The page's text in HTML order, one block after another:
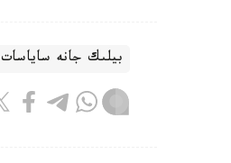
بيلىك جانە ساياسات